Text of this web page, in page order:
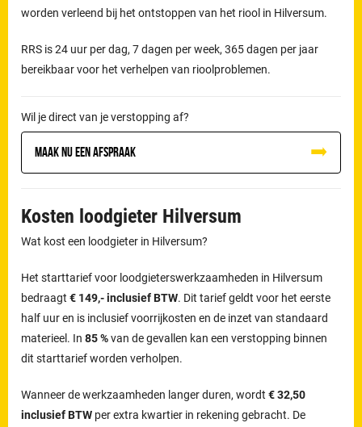
worden verleend bij het ontstoppen van het riool in Hilversum.
RRS is 24 uur per dag, 7 dagen per week, 365 dagen per jaar
bereikbaar voor het verhelpen van rioolproblemen.
Wil je direct van je verstopping af?
Maak nu een afspraak
Kosten loodgieter Hilversum
Wat kost een loodgieter in Hilversum?
Het starttarief voor loodgieterswerkzaamheden in Hilversum
bedraagt€ 149,- inclusief BTW. Dit tarief geldt voor het eerste
half uur en is inclusief voorrijkosten en de inzet van standaard
materieel. In85 %van de gevallen kan een verstopping binnen
dit starttarief worden verholpen.
Wanneer de werkzaamheden langer duren, wordt€ 32,50
inclusief BTW per extra kwartier in rekening gebracht. De